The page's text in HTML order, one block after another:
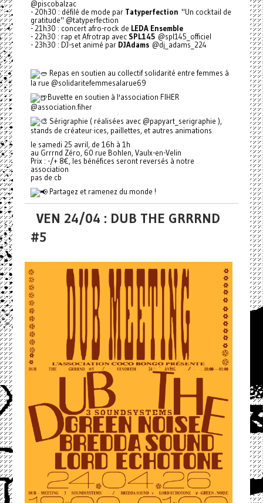
@piscobalzac
- 20h30 : défilé de mode par Tatyperfection "Un cocktail de
gratitude" @tatyperfection
- 21h30 : concert afro-rock de LEDA Ensemble
- 22h30 : rap et Afrotrap avec SPL145@spl145_officiel
- 23h30 : DJ-set animé par DJAdams@dj_adams_224
Repas en soutien au collectif solidarité entre femmes à
la rue @solidaritefemmesalarue69
Buvette en soutien à l'association FIHER
@association.fiher
Sérigraphie ( réalisées avec @papyart_serigraphie ),
stands de créateur·ices, paillettes, et autres animations
le samedi 25 avril, de 16h à 1h
au Grrrnd Zéro, 60 rue Bohlen, Vaulx-en-Velin
Prix : -/+ 8€, les bénéfices seront reversés à notre
association
pas de cb
Partagez et ramenez du monde !
VEN 24/04 : DUB THE GRRRND
#5